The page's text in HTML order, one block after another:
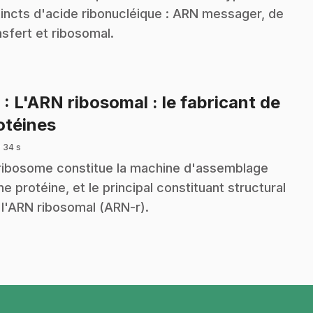
d'acide ribonucléique : ARN messager, de
et ribosomal.
: L'ARN ribosomal : le fabricant de
.
34 s
constitue la machine d'assemblage
protéine, et le principal constituant structural
ribosomal (ARN-r).